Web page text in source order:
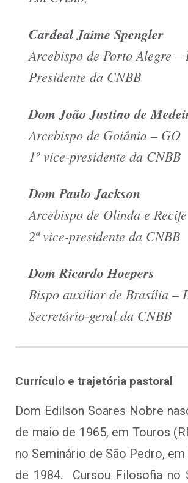
Cardeal Jaime Spengler
Arcebispo de Porto Alegre –
Presidente da CNBB
Dom João Justino de
Arcebispo de Goiânia – GO
1º vice-presidente da CNBB
Dom Paulo Jackson
Arcebispo de Olinda e
2ª vice-presidente da CNBB
Dom Ricardo Hoepers
Bispo auxiliar de Brasília –
Secretário-geral da CNBB
Currículo e trajetória pastoral
Dom Edilson Soares Nobre
de maio de 1965, em Touros
no Seminário de São Pedro,
de 1984. Cursou Filosofia no